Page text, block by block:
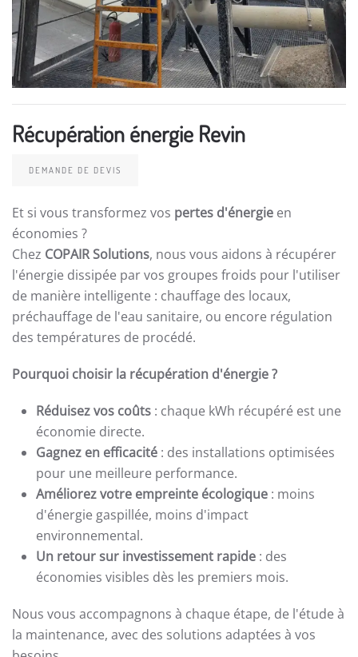
Récupération énergie Revin
DEMANDE DE DEVIS
Et si vous transformez vos pertes d'énergie en
économies ?
Chez COPAIR Solutions, nous vous aidons à récupérer
l'énergie dissipée par vos groupes froids pour l'utiliser
de manière intelligente : chauffage des locaux,
préchauffage de l'eau sanitaire, ou encore régulation
des températures de procédé.
Pourquoi choisir la récupération d'énergie ?
Réduisez vos coûts : chaque kWh récupéré est une
économie directe.
Gagnez en efficacité : des installations optimisées
pour une meilleure performance.
Améliorez votre empreinte écologique : moins
d'énergie gaspillée, moins d'impact
environnemental.
Un retour sur investissement rapide : des
économies visibles dès les premiers mois.
Nous vous accompagnons à chaque étape, de l'étude à
la maintenance, avec des solutions adaptées à vos